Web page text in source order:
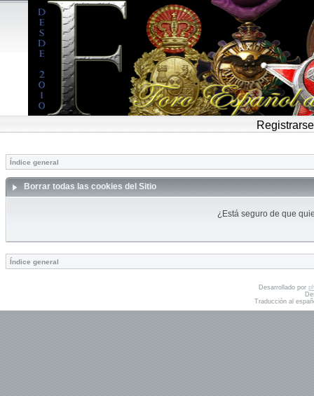
Registrarse
Índice general
Borrar todas las cookies del Sitio
¿Está seguro de que
Índice general
Desarrollado por
Traducción al